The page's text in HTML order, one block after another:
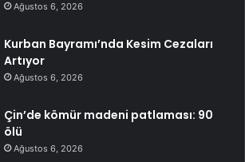
Ağustos 6, 2026
Kurban Bayramı’nda Kesim Cezaları
Artıyor
Ağustos 6, 2026
Çin’de kömür madeni patlaması: 90
ölü
Ağustos 6, 2026